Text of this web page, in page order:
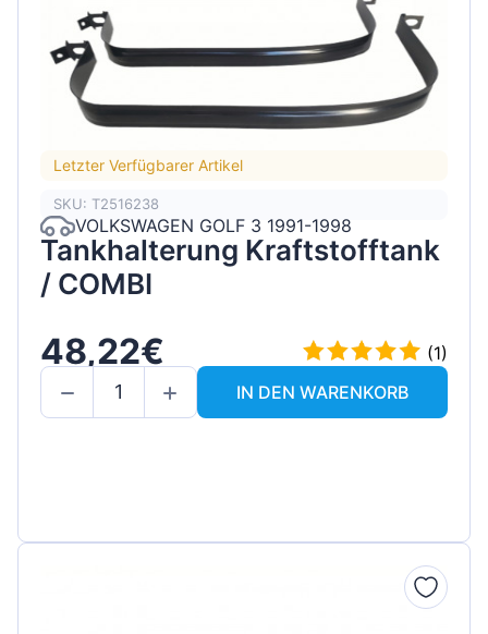
Letzter Verfügbarer Artikel
SKU: T2516238
VOLKSWAGEN GOLF 3 1991-1998
Tankhalterung Kraftstofftank
/ COMBI
48,22€
(1)
IN DEN WARENKORB